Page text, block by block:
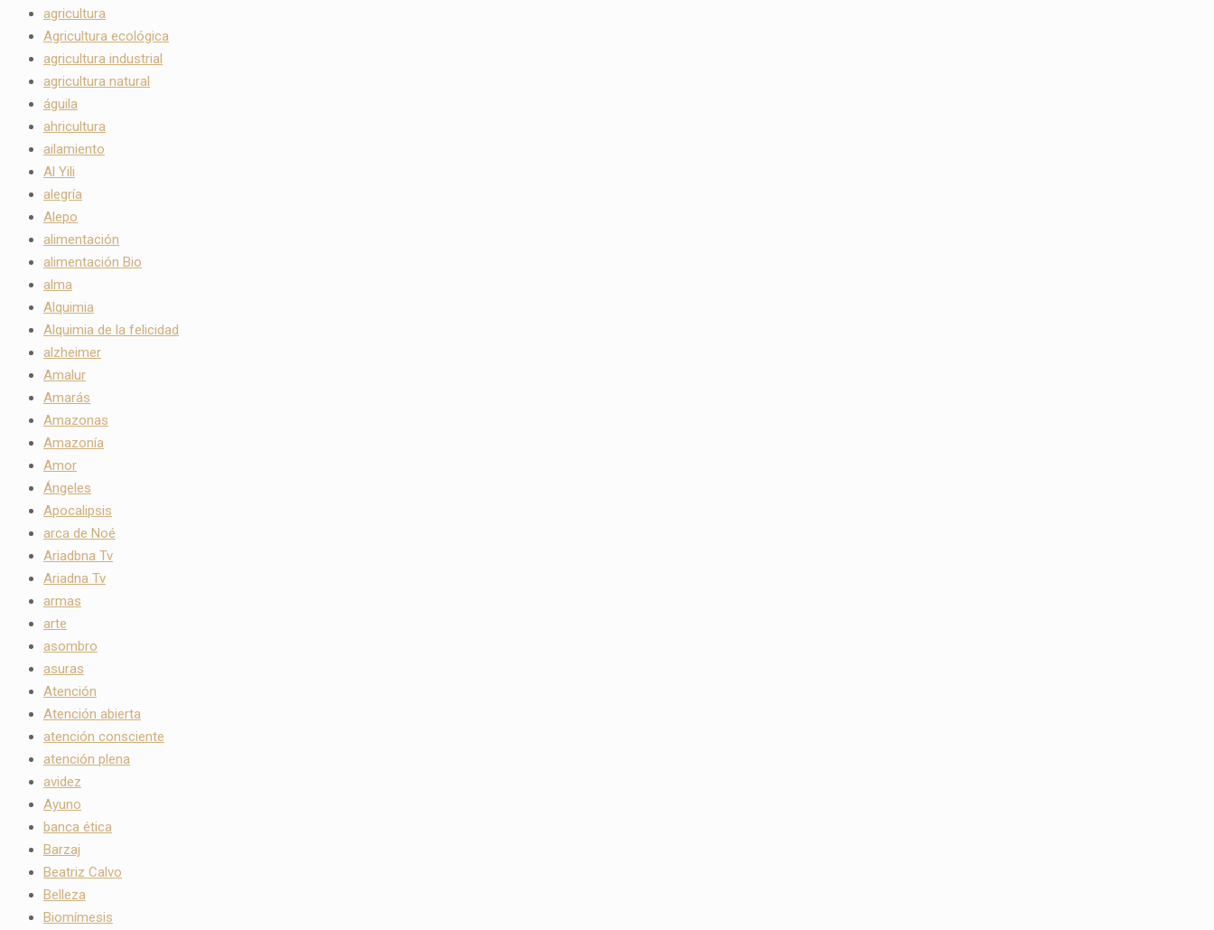
agricultura
Agricultura ecológica
agricultura industrial
agricultura natural
águila
ahricultura
ailamiento
Al Yili
alegría
Alepo
alimentación
alimentación Bio
alma
Alquimia
Alquimia de la felicidad
alzheimer
Amalur
Amarás
Amazonas
Amazonía
Amor
Ángeles
Apocalipsis
arca de Noé
Ariadbna Tv
Ariadna Tv
armas
arte
asombro
asuras
Atención
Atención abierta
atención consciente
atención plena
avidez
Ayuno
banca ética
Barzaj
Beatriz Calvo
Belleza
Biomímesis